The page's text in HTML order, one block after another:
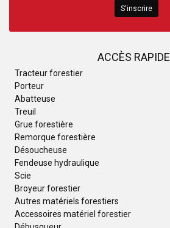
ACCÈS RAPIDE
Tracteur forestier
Porteur
Abatteuse
Treuil
Grue forestière
Remorque forestière
Désoucheuse
Fendeuse hydraulique
Scie
Broyeur forestier
Autres matériels forestiers
Accessoires matériel forestier
S'inscrire